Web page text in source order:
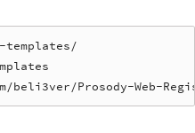
Prosody-Web-